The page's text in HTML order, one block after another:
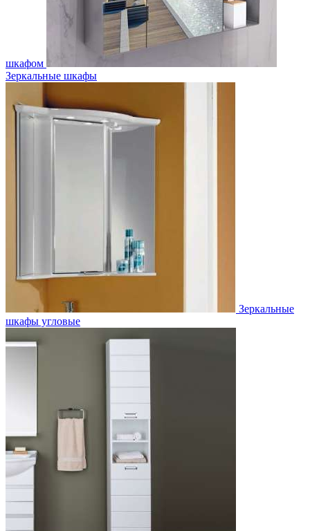
шкафом
Зеркальные шкафы
Зеркальные
шкафы угловые